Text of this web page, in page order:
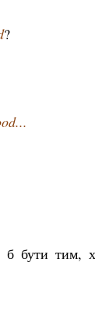
?
б бути тим,